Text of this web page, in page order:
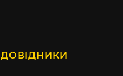
ДОВІДНИКИ